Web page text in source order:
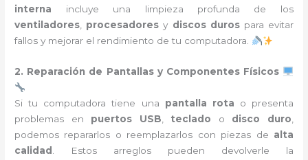
interna incluye una limpieza profunda de los
ventiladores, procesadores y discos durospara evitar
fallos y mejorar el rendimiento de tu computadora.
2. Reparación de Pantallas y Componentes Físicos
Si tu computadora tiene una pantalla rota o presenta
problemas en puertos USB, teclado o disco duro,
podemos repararlos o reemplazarlos con piezas de alta
calidad . Estos arreglos pueden devolverle la